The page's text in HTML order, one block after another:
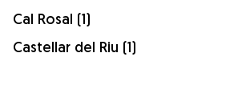
Cal Rosal (1)
Castellar del Riu (1)